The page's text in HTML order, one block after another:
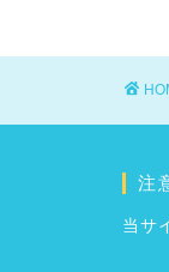
注
当サ